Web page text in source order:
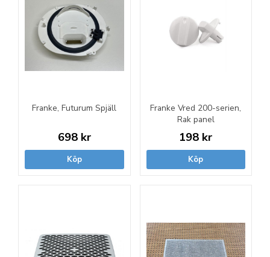
Franke, Futurum Spjäll
698 kr
Köp
Franke Vred 200-serien,
Rak panel
198 kr
Köp